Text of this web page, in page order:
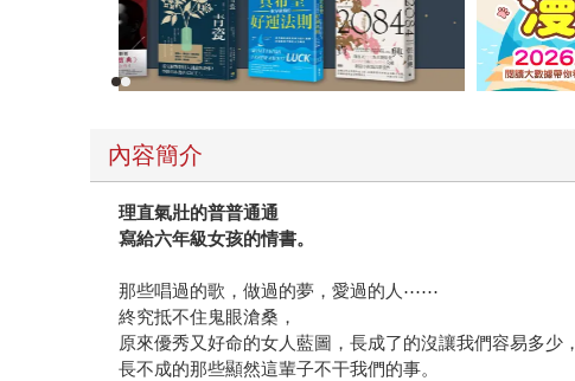
內容簡介
理直氣壯的普普通通
寫給六年級女孩的情書。
那些唱過的歌，做過的夢，愛過的人⋯⋯
終究抵不住鬼眼滄桑，
原來優秀又好命的女人藍圖，長成了的沒讓我們容易多少，
長不成的那些顯然這輩子不干我們的事。